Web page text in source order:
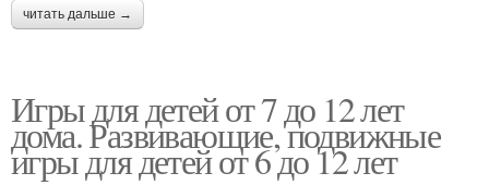
читать дальше →
Игры для детей от 7 до 12 лет
дома. Развивающие, подвижные
игры для детей от 6 до 12 лет